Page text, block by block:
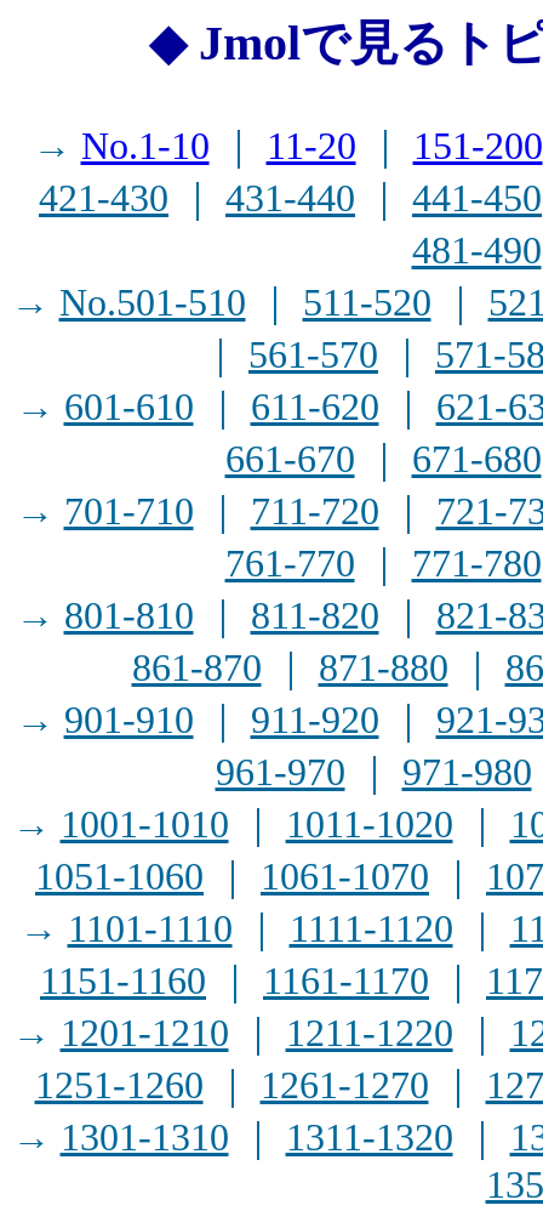
◆ Jmolで見るト
→ No.1-10 11-20 151-200
421-430
431-440 441-450
481-490
→ No.501-510 511-520
561-570
571-
→ 601-610 611-620
621-
661-670
671-680
→ 701-710 711-720
721-
761-770
771-780
→ 801-810 811-820
821-
861-870
871-880
→ 901-910 911-920
921-
961-970
971-980
→ 1001-1010 1011-1020
1051-1060
1061-1070
→ 1101-1110 1111-1120
1151-1160
1161-1170
→ 1201-1210 1211-1220
1251-1260
1261-1270
→ 1301-1310 1311-1320